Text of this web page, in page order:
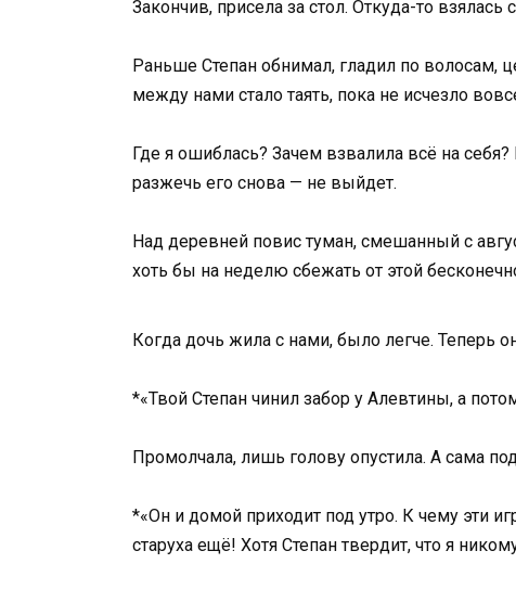
Закончив, присела за стол. Откуда-то
Раньше Степан обнимал, гладил по волосам,
между нами стало таять, пока не исчезло
Где я ошиблась? Зачем взвалила всё на
разжечь его снова — не выйдет.
Над деревней повис туман, смешанный с
хоть бы на неделю сбежать от этой
Когда дочь жила с нами, было легче. Теперь
*«Твой Степан чинил забор у Алевтины, а
Промолчала, лишь голову опустила. А сама
*«Он и домой приходит под утро. К чему эти
старуха ещё! Хотя Степан твердит, что я